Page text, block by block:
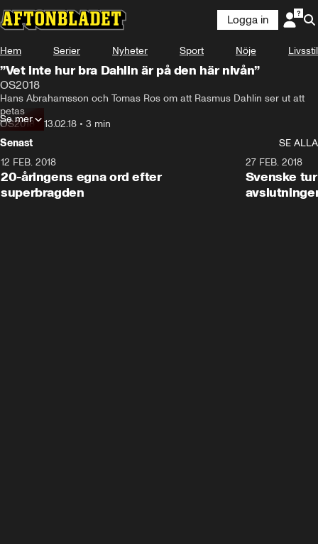
Logga in
Hem Serier Nyheter Sport Nöje Livsstil
”Vet inte hur bra Dahlin är på den här nivån”
OS2018
Hans Abrahamsson och Tomas Ros om att Rasmus Dahlin ser ut att
petas
OS2018• 13.02.18 • 3 min
Se mer
Senast
SE ALLA
12 FEB. 2018
20-åringens egna ord efter
superbragden
27 FEB. 2018
Svenske